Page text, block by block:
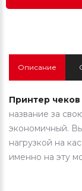
Описание
Принтер чеков
название за
экономичный.
нагрузкой на
именно на эту